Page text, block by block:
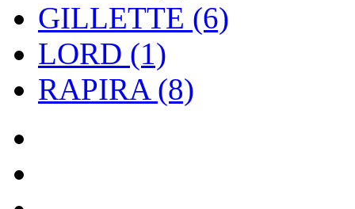
GILLETTE (6)
LORD (1)
RAPIRA (8)